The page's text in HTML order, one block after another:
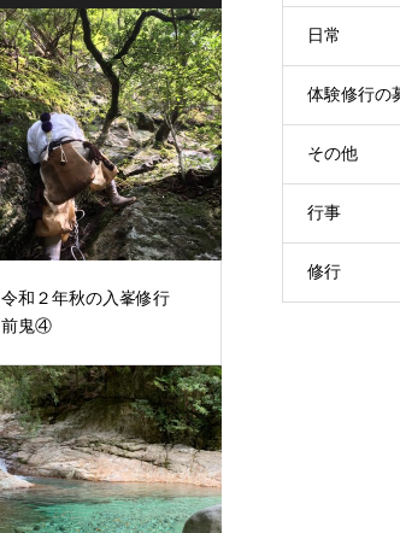
令和２年秋の入峯修行
前鬼④
日常
体験修行の
その他
行事
修行